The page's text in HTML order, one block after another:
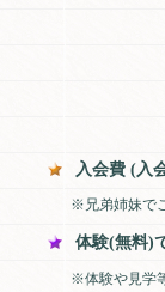
入会費 (入
※兄弟姉妹で
体験(無料)
※体験や見学